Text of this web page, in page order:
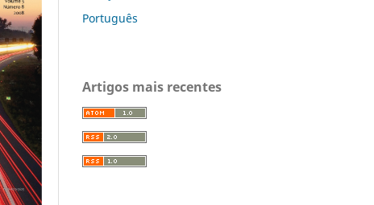
Português
Artigos mais recentes